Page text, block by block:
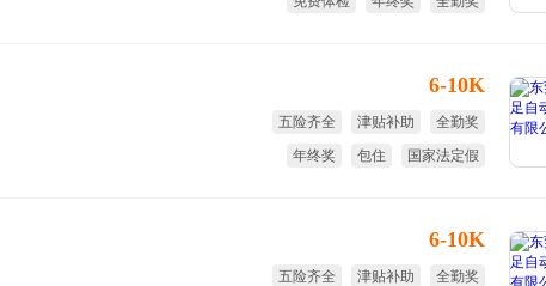
6-10K
五险齐全 津贴补助
全勤奖
年终奖
包住 国家法定假
6-10K
五险齐全 津贴补助
全勤奖